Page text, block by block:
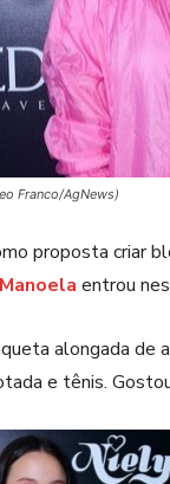
Franco/AgNews)
proposta criar
entrou
alongada de
e tênis.